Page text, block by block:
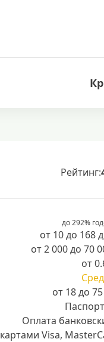
Рейтинг:
до 292%
от 10 до 168
от 2 000 до 70
от
от 18 до
Оплата
картами Visa,